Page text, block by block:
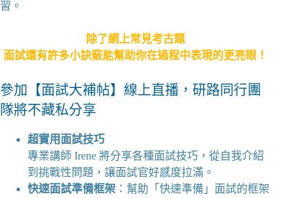
習。
除了網上常見考古題
面試還有許多小訣竅能幫助你在過程中表現的更亮眼！
參加【面試大補帖】線上直播，研路同行團
隊將不藏私分享
超實用面試技巧
專業講師 Irene 將分享各種面試技巧，從自我介紹
到挑戰性問題，讓面試官好感度拉滿。
快速面試準備框架 ：幫助「快速準備」面試的框架